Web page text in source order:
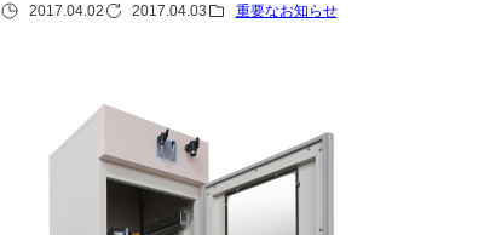
2017.04.02 2017.04.03 重要なお知らせ